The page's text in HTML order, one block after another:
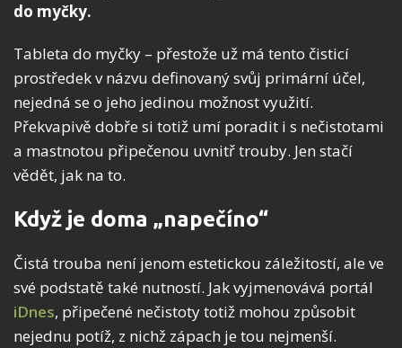
do myčky.
Tableta do myčky – přestože už má tento čisticí
prostředek v názvu definovaný svůj primární účel,
nejedná se o jeho jedinou možnost využití.
Překvapivě dobře si totiž umí poradit i s nečistotami
a mastnotou připečenou uvnitř trouby. Jen stačí
vědět, jak na to.
Když je doma „napečíno“
Čistá trouba není jenom estetickou záležitostí, ale ve
své podstatě také nutností. Jak vyjmenovává portál
iDnes, připečené nečistoty totiž mohou způsobit
nejednu potíž, z nichž zápach je tou nejmenší.